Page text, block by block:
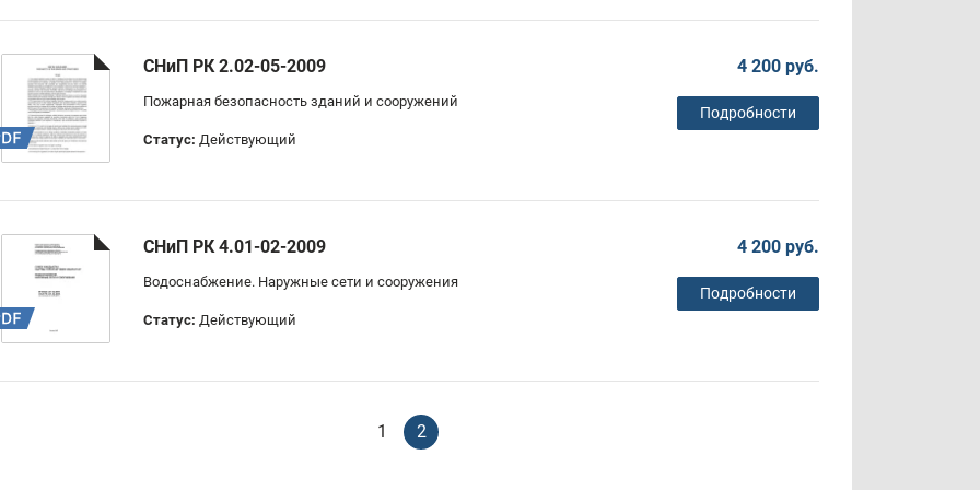
СНиП РК 2.02-05-2009
Пожарная безопасность зданий и сооружений
Статус: Действующий
4 200 руб.
Подробности
СНиП РК 4.01-02-2009
Водоснабжение. Наружные сети и сооружения
Статус: Действующий
4 200 руб.
Подробности
1 2